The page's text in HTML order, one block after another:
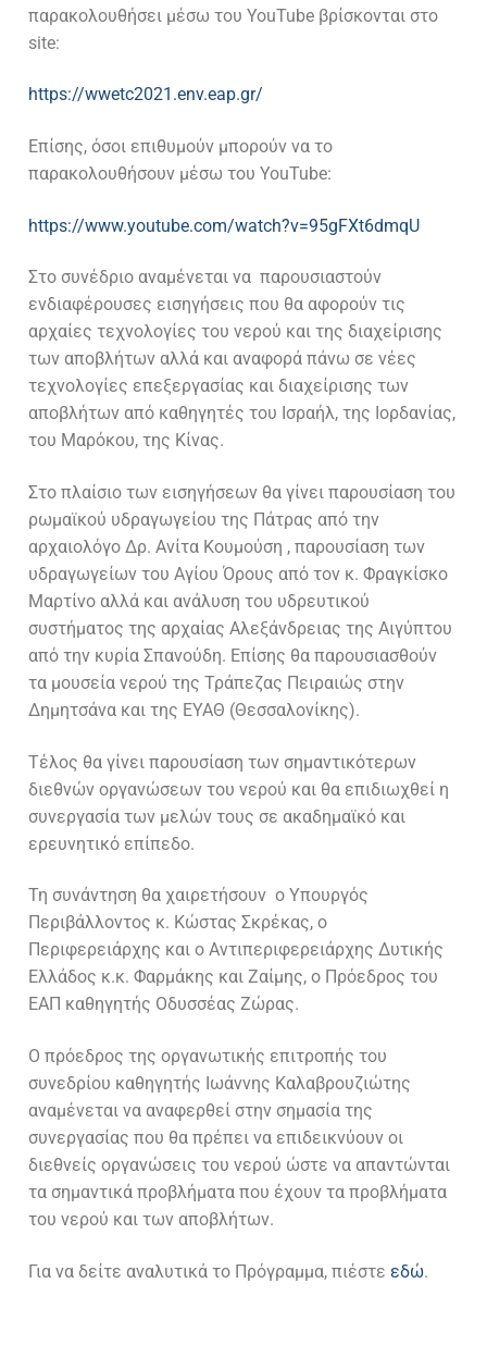
παρακολουθήσει μέσω του YouTube βρίσκονται στο
site:
https://wwetc2021.env.eap.gr/
Επίσης, όσοι επιθυμούν μπορούν να το
παρακολουθήσουν μέσω του YouTube:
https://www.youtube.com/watch?v=95gFXt6dmqU
Στο συνέδριο αναμένεται να παρουσιαστούν
ενδιαφέρουσες εισηγήσεις που θα αφορούν τις
αρχαίες τεχνολογίες του νερού και της διαχείρισης
των αποβλήτων αλλά και αναφορά πάνω σε νέες
τεχνολογίες επεξεργασίας και διαχείρισης των
αποβλήτων από καθηγητές του Ισραήλ, της Ιορδανίας,
του Μαρόκου, της Κίνας.
Στο πλαίσιο των εισηγήσεων θα γίνει παρουσίαση του
ρωμαϊκού υδραγωγείου της Πάτρας από την
αρχαιολόγο Δρ. Ανίτα Κουμούση , παρουσίαση των
υδραγωγείων του Αγίου Όρους από τον κ. Φραγκίσκο
Μαρτίνο αλλά και ανάλυση του υδρευτικού
συστήματος της αρχαίας Αλεξάνδρειας της Αιγύπτου
από την κυρία Σπανούδη. Επίσης θα παρουσιασθούν
τα μουσεία νερού της Τράπεζας Πειραιώς στην
Δημητσάνα και της ΕΥΑΘ (Θεσσαλονίκης).
Τέλος θα γίνει παρουσίαση των σημαντικότερων
διεθνών οργανώσεων του νερού και θα επιδιωχθεί η
συνεργασία των μελών τους σε ακαδημαϊκό και
ερευνητικό επίπεδο.
Τη συνάντηση θα χαιρετήσουν ο Υπουργός
Περιβάλλοντος κ. Κώστας Σκρέκας, ο
Περιφερειάρχης και ο Αντιπεριφερειάρχης Δυτικής
Ελλάδος κ.κ. Φαρμάκης και Ζαίμης, ο Πρόεδρος του
ΕΑΠ καθηγητής Οδυσσέας Ζώρας.
Ο πρόεδρος της οργανωτικής επιτροπής του
συνεδρίου καθηγητής Ιωάννης Καλαβρουζιώτης
αναμένεται να αναφερθεί στην σημασία της
συνεργασίας που θα πρέπει να επιδεικνύουν οι
διεθνείς οργανώσεις του νερού ώστε να απαντώνται
τα σημαντικά προβλήματα που έχουν τα προβλήματα
του νερού και των αποβλήτων.
Για να δείτε αναλυτικά το Πρόγραμμα, πιέστε εδώ.